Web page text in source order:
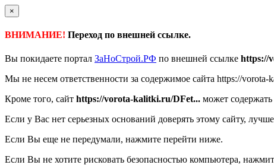
×
ВНИМАНИЕ! Переход по внешней ссылке.
Вы покидаете портал ЗаНоСтрой.РФ по внешней ссылке https://
Мы не несем ответственности за содержимое сайта https://vorota-
Кроме того, сайт https://vorota-kalitki.ru/DFet... может
Если у Вас нет серьезных оснований доверять этому сайту,
Если Вы еще не передумали, нажмите перейти ниже.
Если Вы не хотите рисковать безопасностью компьютера,